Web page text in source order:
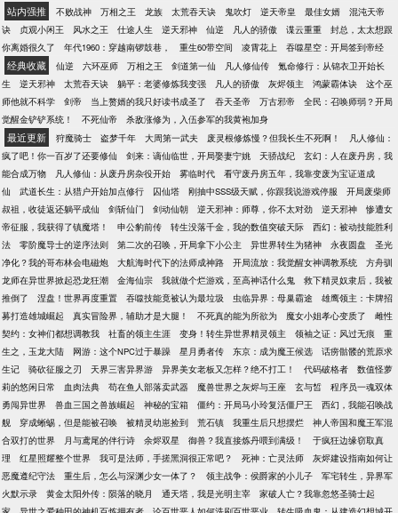
两个儿子，资质底下不符合招收条件。但是因为性格
聪慧，被宗主所喜，收为童子。
站内强推 不败战神 万相之王 龙族 太荒吞天诀 鬼吹灯 逆天帝皇 最佳女婿
混沌天帝
诀
贞观小闲王 风水之王 仕途人生 逆天邪神 仙逆 凡人的骄傲 谍云重重
封总，太太想跟
你离婚很久了
年代1960：穿越南锣鼓巷， 重生60带空间 凌霄花上 吞噬星空：开局签到帝经
经典收藏 仙逆 六环巫师 万相之王 剑道第一仙 凡人修仙传
氪命修行：从锦衣卫开始长
生
逆天邪神 太荒吞天诀 躺平：老婆修炼我变强 凡人的骄傲 灰烬领主 鸿蒙霸体诀
这个巫
师他就不科学
剑帝 当上赘婿的我只好读书成圣了 吞天圣帝 万古邪帝
全民：召唤师弱？开局
觉醒金铲铲系统！
不死仙帝 杀敌涨修为，入伍参军的我黄袍加身
最近更新 狩魔骑士 盗梦千年 大周第一武夫 废灵根修炼慢？但我长生不死啊！
凡人修仙：
疯了吧！你一百岁了还要修仙
剑来：谪仙临世，开局娶妻宁姚 天骄战纪
玄幻：人在废丹房，我
能合成万物
凡人修仙：从废丹房杂役开始 雾临时代
看守废丹房五年，我靠变废为宝证道成
仙
武道长生：从猎户开始加点修行 囚仙塔 刚抽中SSS级天赋，你跟我说游戏停服
开局废柴师
叔祖，收徒返还躺平成仙
剑斩仙门 剑动仙朝 逆天邪神：师尊，你不太对劲 逆天邪神
惨遭女
帝征服，我获得了镇魔塔！
申公豹前传 转生没落千金，我的数值突破天际
西幻：被动技能胜利
法
零阶魔导士的逆序法则 第二次的召唤，开局拿下小公主 异世界转生为猪神 永夜圆盘
圣光
净化？我的哥布林会电磁炮
大航海时代下的法师成神路 开局流放：我觉醒女神调教系统
方舟驯
龙师在异世界掀起恐龙狂潮
金海仙宗 我就做个烂游戏，至高神话什么鬼
救下精灵奴隶后，我被
推倒了
涅盘！世界再度重置 吞噬技能竟被认为最垃圾 虫临异界：母巢霸途
雄鹰领主：卡牌招
募打造雄城崛起
真实冒险界，辅助才是大腿！ 不死真的能为所欲为 魔女小姐孝心变质了
雌性
契约：女神们都想调教我
社畜的领主生涯 变身！转生异世界精灵领主 领袖之证：风过无痕
重
生之，玉龙大陆
网游：这个NPC过于暴躁 星月勇者传 东京：成为魔王候选
话痨骷髅的荒原求
生记
骑砍征服之刃 天界三害异界游 异界美女老板又怎样？绝不打工！ 代码破格者
数值怪萝
莉的悠闲日常
血肉法典 苟在鱼人部落卖武器 魔兽世界之灰烬与王座 玄与皙
程序员一魂双体
勇闯异世界
兽血三国之兽族崛起 神秘的宝箱 僵约：开局马小玲复活僵尸王
西幻，我能召唤战
舰
穿成蜥蜴，但是能被召唤 被精灵幼崽捡到 荒石镇 我重生后只想摆烂
神人帝国和魔王军混
合双打的世界
月与鸢尾的伴行诗 余烬双星 御兽？我直接炼丹喂到满级！
于疯狂边缘窃取真
理
红星照耀整个世界 我可是法师，手搓黑洞很正常吧？ 死神：亡灵法师
灰烬建设指南如何让
恶魔遵纪守法
重生后，怎么与深渊少女一体了？ 领主战争：侯爵家的小儿子
军宅转生，异界军
火默示录
黄金太阳外传：陨落的晓月 通天塔，我是光明主宰
家破人亡？我靠忽悠圣骑士起